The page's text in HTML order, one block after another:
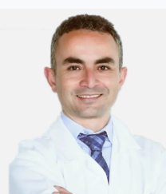
Magazin
Moda
Nöbetçi Eczaneler
Otomobil Dünyası
Politika